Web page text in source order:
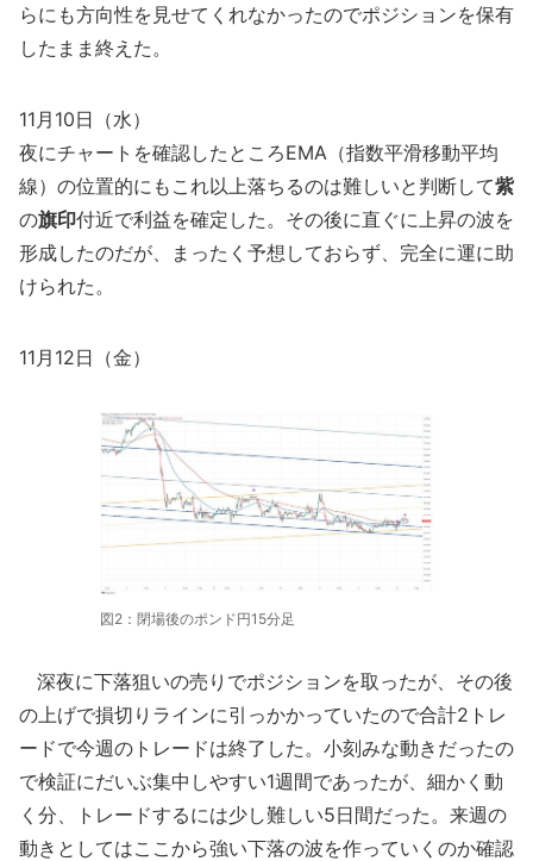
らにも方向性を見せてくれなかったのでポジションを保有
したまま終えた。
11月10日（水）
夜にチャートを確認したところEMA（指数平滑移動平均
線）の位置的にもこれ以上落ちるのは難しいと判断して紫
の旗印付近で利益を確定した。その後に直ぐに上昇の波を
形成したのだが、まったく予想しておらず、完全に運に助
けられた。
11月12日（金）
図2：閉場後のポンド円15分足
深夜に下落狙いの売りでポジションを取ったが、その後
の上げで損切りラインに引っかかっていたので合計2トレ
ードで今週のトレードは終了した。小刻みな動きだったの
で検証にだいぶ集中しやすい1週間であったが、細かく動
く分、トレードするには少し難しい5日間だった。来週の
動きとしてはここから強い下落の波を作っていくのか確認